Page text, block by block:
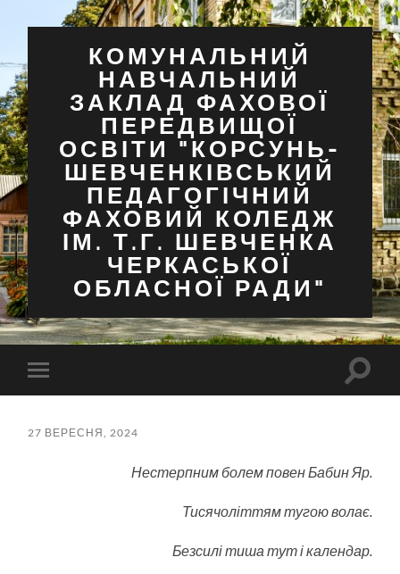
КОМУНАЛЬНИЙ
НАВЧАЛЬНИЙ
ЗАКЛАД ФАХОВОЇ
ПЕРЕДВИЩОЇ
ОСВІТИ "КОРСУНЬ-
ШЕВЧЕНКІВСЬКИЙ
ПЕДАГОГІЧНИЙ
ФАХОВИЙ КОЛЕДЖ
ІМ. Т.Г. ШЕВЧЕНКА
ЧЕРКАСЬКОЇ
ОБЛАСНОЇ РАДИ"
Перемкнути
мобільне
27 ВЕРЕСНЯ, 2024
Нестерпним болем повен Бабин Яр.
Тисячоліттям тугою волає.
Безсилі тиша тут і календар.